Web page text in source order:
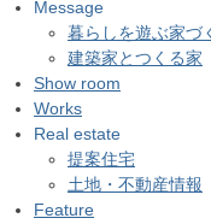
Message
暮らしを遊ぶ家づ
建築家とつくる家
Show room
Works
Real estate
提案住宅
土地・不動産情報
Feature